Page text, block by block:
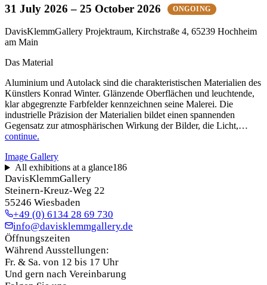
31 July 2026 – 25 October 2026 ONGOING
DavisKlemmGallery Projektraum, Kirchstraße 4, 65239 Hochheim
am Main
Das Material
Aluminium und Autolack sind die charakteristischen Materialien des
Künstlers Konrad Winter. Glänzende Oberflächen und leuchtende,
klar abgegrenzte Farbfelder kennzeichnen seine Malerei. Die
industrielle Präzision der Materialien bildet einen spannenden
Gegensatz zur atmosphärischen Wirkung der Bilder, die Licht,…
continue.
Image Gallery
All exhibitions at a glance186
DavisKlemmGallery
Steinern-Kreuz-Weg 22
55246 Wiesbaden
+49 (0) 6134 28 69 730
info@davisklemmgallery.de
Öffnungszeiten
Während Ausstellungen:
Fr. & Sa. von 12 bis 17 Uhr
Und gern nach Vereinbarung